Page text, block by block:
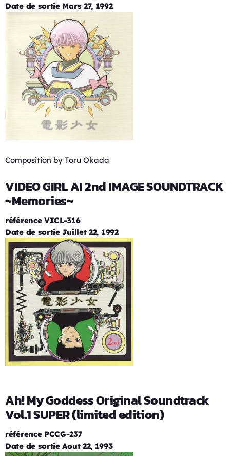
Date de sortie Mars 27, 1992
Composition by Toru Okada
VIDEO GIRL AI 2nd IMAGE SOUNDTRACK
~Memories~
référence VICL-316
Date de sortie Juillet 22, 1992
Ah! My Goddess Original Soundtrack
Vol.1 SUPER (limited edition)
référence PCCG-237
Date de sortie Aout 22, 1993